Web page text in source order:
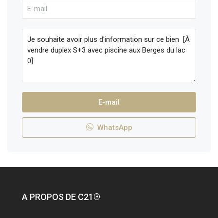
E-mail
WhatsApp
A PROPOS DE C21®